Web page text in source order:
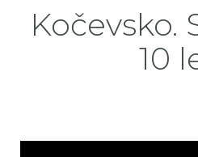
Kočevsko.
10